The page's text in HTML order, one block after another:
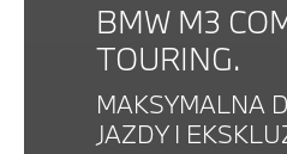
BMW M3
TOURING.
MAKSYMALNA
JAZDY I